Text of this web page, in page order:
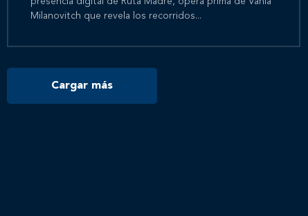
Milanovitch que revela los recorridos...
Cargar más